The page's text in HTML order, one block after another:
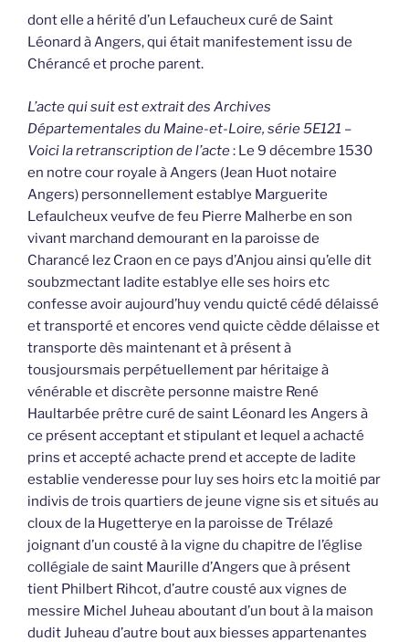
dont elle a hérité d’un Lefaucheux curé de Saint
Léonard à Angers, qui était manifestement issu de
Chérancé et proche parent.
L’acte qui suit est extrait des Archives
Départementales du Maine-et-Loire, série 5E121 –
Voici la retranscription de l’acte: Le 9 décembre 1530
en notre cour royale à Angers (Jean Huot notaire
Angers) personnellement establye Marguerite
Lefaulcheux veufve de feu Pierre Malherbe en son
vivant marchand demourant en la paroisse de
Charancé lez Craon en ce pays d’Anjou ainsi qu’elle dit
soubzmectant ladite establye elle ses hoirs etc
confesse avoir aujourd’huy vendu quicté cédé délaissé
et transporté et encores vend quicte cèdde délaisse et
transporte dès maintenant et à présent à
tousjoursmais perpétuellement par héritaige à
vénérable et discrète personne maistre René
Haultarbée prêtre curé de saint Léonard les Angers à
ce présent acceptant et stipulant et lequel a achacté
prins et accepté achacte prend et accepte de ladite
establie venderesse pour luy ses hoirs etc la moitié par
indivis de trois quartiers de jeune vigne sis et situés au
cloux de la Hugetterye en la paroisse de Trélazé
joignant d’un cousté à la vigne du chapitre de l’église
collégiale de saint Maurille d’Angers que à présent
tient Philbert Rihcot, d’autre cousté aux vignes de
messire Michel Juheau aboutant d’un bout à la maison
dudit Juheau d’autre bout aux biesses appartenantes